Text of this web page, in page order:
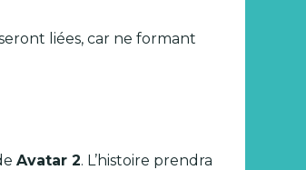
liées, car ne formant
Avatar 2. L’histoire prendra